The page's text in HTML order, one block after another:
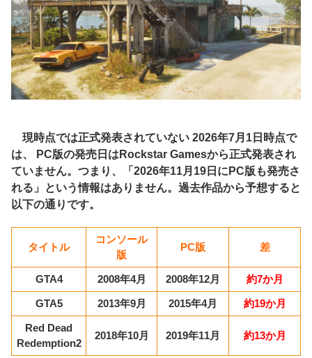
現時点では正式発表されていない 2026年7月1日時点で
は、 PC版の発売日はRockstar Gamesから正式発表され
ていません。つまり、「2026年11月19日にPC版も発売さ
れる」という情報はありません。過去作品から予想すると
以下の通りです。
タイトル
コンソール
版
PC版 差
GTA4 2008年4月 2008年12月 約7か月
GTA5 2013年9月 2015年4月 約19か月
Red Dead
Redemption2
2018年10月 2019年11月 約13か月